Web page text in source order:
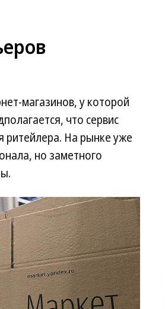
магазинов, у которой
что сервис
ритейлера. На рынке уже
но заметного